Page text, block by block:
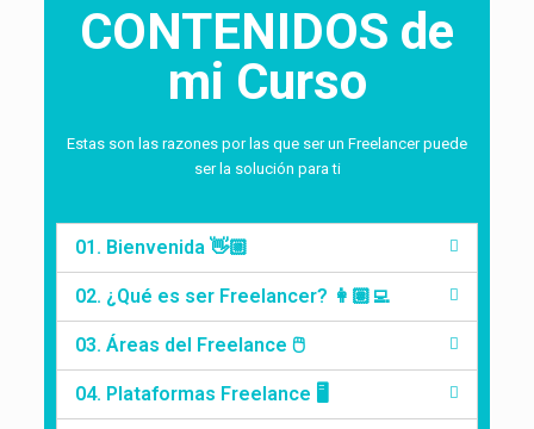
CONTENIDOS de
mi Curso
Estas son las razones por las que ser un Freelancer puede
ser la solución para ti
01. Bienvenida 👋🏼
02. ¿Qué es ser Freelancer? 👩🏽‍💻
03. Áreas del Freelance 🖱️
04. Plataformas Freelance 🖥️